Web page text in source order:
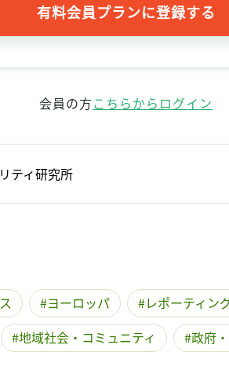
有料会員プランに登録する
会員の方こちらからログイン
ティ研究所
ヨーロッパ レポーティン
地域社会・コミュニティ 政府